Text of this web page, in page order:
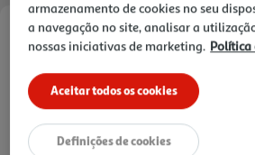
Informações de Marketing
Esta mistura tem como principais benefícios
vitaminas B1, B6 e ácido fólico
Características
armazenamento de cookies no seu
a navegação no site, analisar a
nossas iniciativas de marketing. Política
Aceitar todos os cookies
Definições de cookies